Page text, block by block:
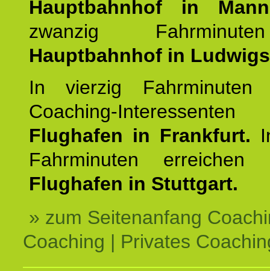
Hauptbahnhof in
zwanzig
Hauptbahnhof in
In vierzig Fahrminuten
Coaching-
Flughafen in Frankfurt.
Fahrminuten
Flughafen in Stuttgart.
» zum Seitenanfang
Coaching | Privates